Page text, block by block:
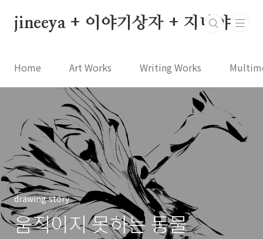
jineeya + 이야기상자 + 지니야
Home Art Works Writing Works
drawing story
움직이지 못하는 동물